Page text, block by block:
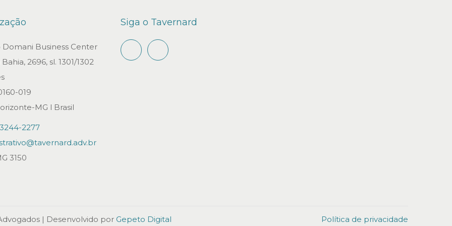
Domani Business Center
2696, sl. 1301/1302
019
MG l Brasil
2277
3150
Siga o Tavernard
| Desenvolvido por Gepeto Digital Política de privacidade